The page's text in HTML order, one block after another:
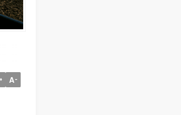
+ A-